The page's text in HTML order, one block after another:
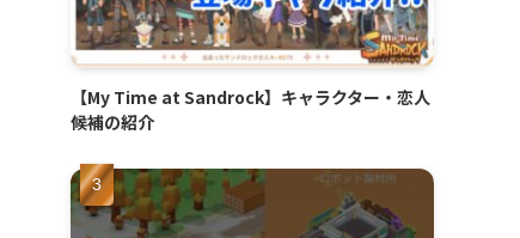
【My Time at Sandrock】キャラクター・恋人
候補の紹介